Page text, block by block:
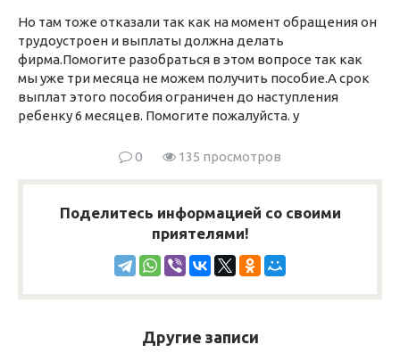
Но там тоже отказали так как на момент обращения он
трудоустроен и выплаты должна делать
фирма.Помогите разобраться в этом вопросе так как
мы уже три месяца не можем получить пособие.А срок
выплат этого пособия ограничен до наступления
ребенку 6 месяцев. Помогите пожалуйста. у
0 135 просмотров
Поделитесь информацией со своими
приятелями!
Другие записи